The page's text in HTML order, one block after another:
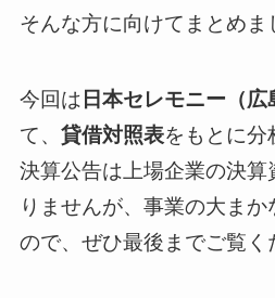
そんな方に向けてまとめま
今回は 日本セレモニー（広
て、 貸借対照表をもとに分
決算公告は上場企業の決算
りませんが、事業の大ま
ので、ぜひ最後までご覧く